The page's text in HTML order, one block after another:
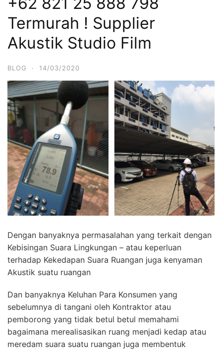
Termurah ! Supplier
Akustik Studio Film
BLOG · 14/03/2020
Dengan banyaknya permasalahan yang terkait dengan
Kebisingan Suara Lingkungan – atau keperluan
terhadap Kekedapan Suara Ruangan juga kenyaman
Akustik suatu ruangan
Dan banyaknya Keluhan Para Konsumen yang
sebelumnya di tangani oleh Kontraktor atau
pemborong yang tidak betul betul memahami
bagaimana merealisasikan ruang menjadi kedap atau
meredam suara suatu ruangan juga membentuk